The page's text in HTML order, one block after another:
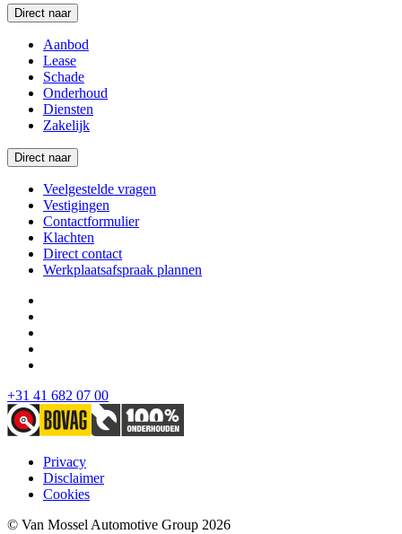
Direct naar
Aanbod
Lease
Schade
Onderhoud
Diensten
Zakelijk
Direct naar
Veelgestelde vragen
Vestigingen
Contactformulier
Klachten
Direct contact
Werkplaatsafspraak plannen
+31 41 682 07 00
Privacy
Disclaimer
Cookies
© Van Mossel Automotive Group 2026